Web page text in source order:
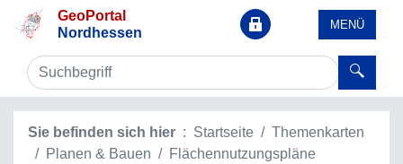
GeoPortal
Nordhessen
MENÜ
Sie befinden sich hier Startseite
Themenkarten
Planen & Bauen
Flächennutzungspläne